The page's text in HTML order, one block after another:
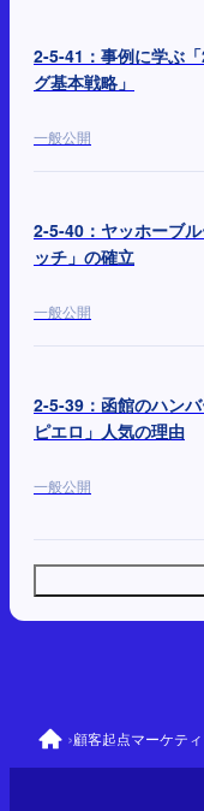
2-5-41：事例に学ぶ
グ基本戦略」
一般公開
2-5-40：ヤッホーブ
ッチ」の確立
一般公開
2-5-39：函館のハン
ピエロ」人気の理由
一般公開
›顧客起点マーケテ